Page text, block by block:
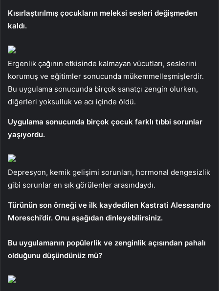
Kısırlaştırılmış çocukların meleksi sesleri değişmeden
kaldı.
Ergenlik çağının etkisinde kalmayan vücutları, seslerini
korumuş ve eğitimler sonucunda mükemmelleşmişlerdir.
Bu uygulama sonucunda birçok sanatçı zengin olurken,
diğerleri yoksulluk ve acı içinde öldü.
Uygulama sonucunda birçok çocuk farklı tıbbi sorunlar
yaşıyordu.
Depresyon, kemik gelişimi sorunları, hormonal dengesizlik
gibi sorunlar en sık görülenler arasındaydı.
Türünün son örneği ve ilk kaydedilen Kastrati Alessandro
Moreschi’dir. Onu aşağıdan dinleyebilirsiniz.
Bu uygulamanın popülerlik ve zenginlik açısından pahalı
olduğunu düşündünüz mü?